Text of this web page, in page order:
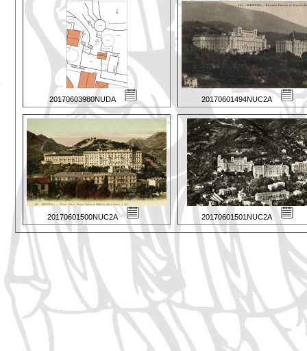
20170603980NUDA 20170601494NUC2A
20170601500NUC2A 20170601501NUC2A